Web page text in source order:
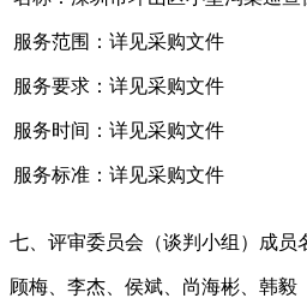
服务范围：详见采购文件
服务要求：详见采购文件
服务时间：详见采购文件
服务标准：详见采购文件
七、评审委员会（谈判小组）成员
顾梅、李杰、侯斌、尚海彬、韩毅